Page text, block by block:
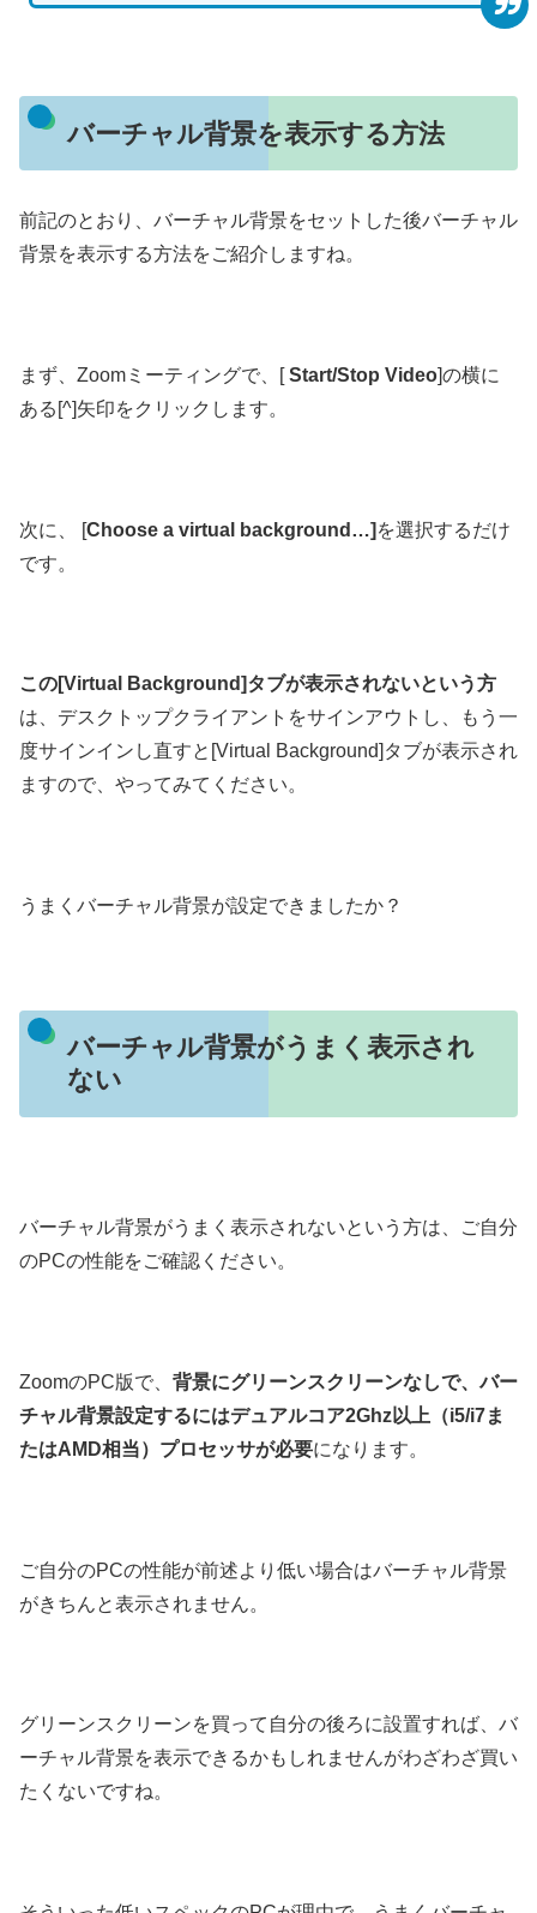
バーチャル背景を表示する方法
前記のとおり、バーチャル背景をセットした後バーチャル
背景を表示する方法をご紹介しますね。
まず、Zoomミーティングで、[Start/Stop Video]の横に
ある[^]矢印をクリックします。
次に、 [Choose a virtual background…] を選択するだけ
です。
この[Virtual Background]タブが表示されないという方
は、デスクトップクライアントをサインアウトし、もう一
度サインインし直すと[Virtual Background]タブが表示され
ますので、やってみてください。
うまくバーチャル背景が設定できましたか？
バーチャル背景がうまく表示され
ない
バーチャル背景がうまく表示されないという方は、ご自分
のPCの性能をご確認ください。
ZoomのPC版で、 背景にグリーンスクリーンなしで、バー
チャル背景設定するにはデュアルコア2Ghz以上（i5/i7ま
たはAMD相当）プロセッサが必要になります。
ご自分のPCの性能が前述より低い場合はバーチャル背景
がきちんと表示されません。
グリーンスクリーンを買って自分の後ろに設置すれば、バ
ーチャル背景を表示できるかもしれませんがわざわざ買い
たくないですね。